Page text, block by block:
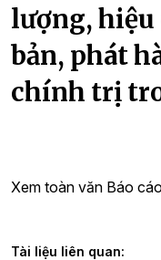
lượng, hiệu
bản, phát
chính trị
Xem toàn văn Báo
Tài liệu liên quan: